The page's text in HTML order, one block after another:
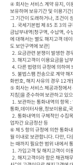
④ 회사는 서비스 계약 유지, 이
보유하며 보유기간 및 이용기
그 기간이 도래하거나, 조건이
금납부내역(청구액, 수납액, 수
에 대해서는 별도 해지고객 데
도 보안구역에 보관]
화번호, 해지 사유의 경우 12개
⑤ 회사는 서비스 제공과정에서
지침]을 준수하여 보관하고 있
통화,데이터사용,정보이용료,
업자간 요금정산 등
⑥ 제 5 항의 규정에 의한 통화
월 이내로 보관합니다. 다만,
는 때까지 필요한 범위 내에서